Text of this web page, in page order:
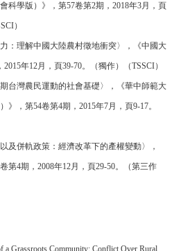
科學版）》，第57卷第2期，2018年3月，頁
）
：理解中國大陸農村徵地衝突〉，《中國大
年12月，頁39-70。（獨作）（TSSCI）
台灣農民運動的社會基礎〉，《華中師範大
》，第54卷第4期，2015年7月，頁9-17。
及併軌政策：經濟改革下的產權變動〉，
第4期，2008年12月，頁29-50。（第三作
a Grassroots Community: Conflict Over Rural